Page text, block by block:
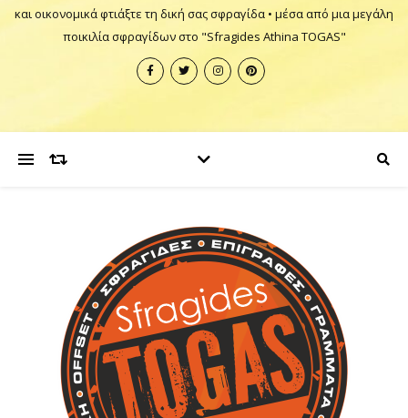
και οικονομικά φτιάξτε τη δική σας σφραγίδα • μέσα από μια μεγάλη
ποικιλία σφραγίδων στο "Sfragides Athina TOGAS"